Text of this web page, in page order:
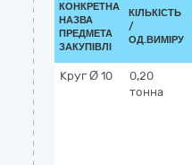
КОНКРЕТНА
НАЗВА
ПРЕДМЕТА
ЗАКУПІВЛІ
КІЛЬКІСТЬ
/
ОД.ВИМІРУ
Круг Ø 10
0,20
тонна